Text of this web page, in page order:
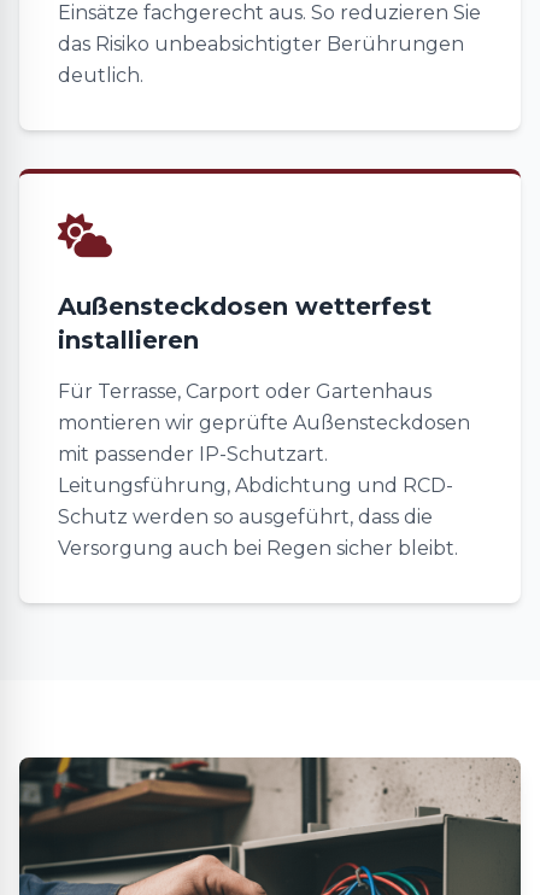
Einsätze fachgerecht aus. So reduzieren Sie
das Risiko unbeabsichtigter Berührungen
deutlich.
Außensteckdosen wetterfest
installieren
Für Terrasse, Carport oder Gartenhaus
montieren wir geprüfte Außensteckdosen
mit passender IP-Schutzart.
Leitungsführung, Abdichtung und RCD-
Schutz werden so ausgeführt, dass die
Versorgung auch bei Regen sicher bleibt.